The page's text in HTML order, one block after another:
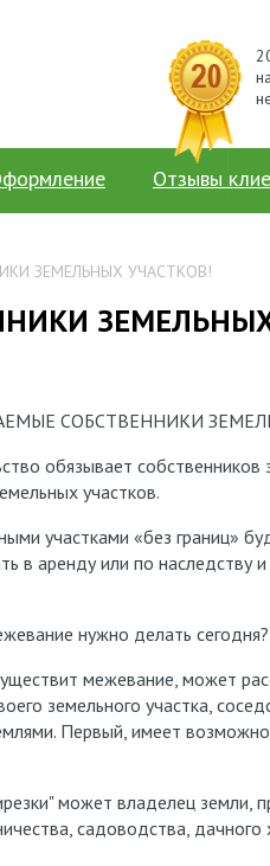
Отзывы
ЗЕМЕЛЬНЫХ УЧАСТКОВ!
ЗЕМЕЛЬНЫХ
обязывает собственников
участков.
участками «без границ»
в аренду или по наследству
нужно делать сегодня?
межевание, может
земельного участка,
Первый, имеет
может владелец земли,
садоводства, дачного